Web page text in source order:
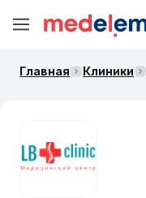
Главная Клиники